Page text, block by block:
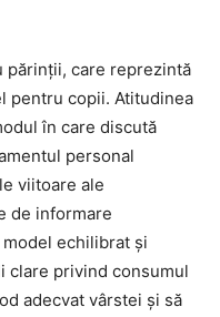
părinții, care reprezintă
pentru copii. Atitudinea
în care discută
personal
viitoare ale
de informare
echilibrat și
clare privind consumul
adecvat vârstei și să